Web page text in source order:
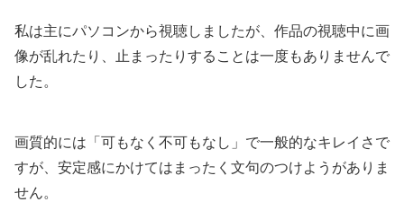
私は主にパソコンから視聴しましたが、作品の視聴中に画
像が乱れたり、止まったりすることは一度もありませんで
した。
画質的には「可もなく不可もなし」で一般的なキレイさで
すが、安定感にかけてはまったく文句のつけようがありま
せん。